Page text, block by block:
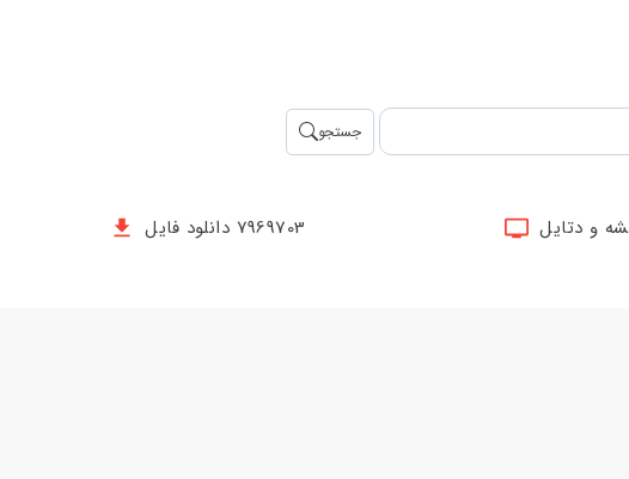
جستجو
7969703 دانلود فایل